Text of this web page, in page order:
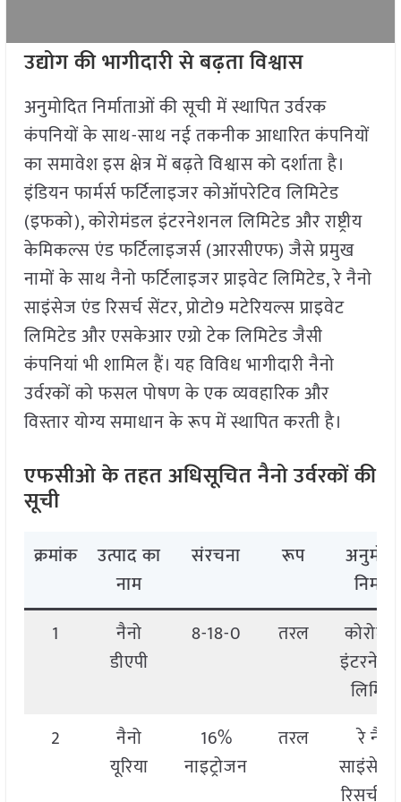
उद्योग की भागीदारी से बढ़ता विश्वास
अनुमोदित निर्माताओं की सूची में स्थापित उर्वरक
कंपनियों के साथ-साथ नई तकनीक आधारित कंपनियों
का समावेश इस क्षेत्र में बढ़ते विश्वास को दर्शाता है।
इंडियन फार्मर्स फर्टिलाइजर कोऑपरेटिव लिमिटेड
(इफको), कोरोमंडल इंटरनेशनल लिमिटेड और राष्ट्रीय
केमिकल्स एंड फर्टिलाइजर्स (आरसीएफ) जैसे प्रमुख
नामों के साथ नैनो फर्टिलाइजर प्राइवेट लिमिटेड, रे नैनो
साइंसेज एंड रिसर्च सेंटर, प्रोटो9 मटेरियल्स प्राइवेट
लिमिटेड और एसकेआर एग्रो टेक लिमिटेड जैसी
कंपनियां भी शामिल हैं। यह विविध भागीदारी नैनो
उर्वरकों को फसल पोषण के एक व्यवहारिक और
विस्तार योग्य समाधान के रूप में स्थापित करती है।
एफसीओ के तहत अधिसूचित नैनो उर्वरकों की
सूची
क्रमांक
उत्पाद का
नाम
संरचना रूप
निर्माता
1
नैनो
डीएपी
8-18-0 तरल
2
नैनो
यूरिया
16%
नाइट्रोजन
तरल
रे नैनो
साइंसेज